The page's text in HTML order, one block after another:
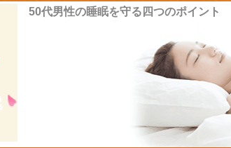
50代男性の睡眠を守る四つのポイント